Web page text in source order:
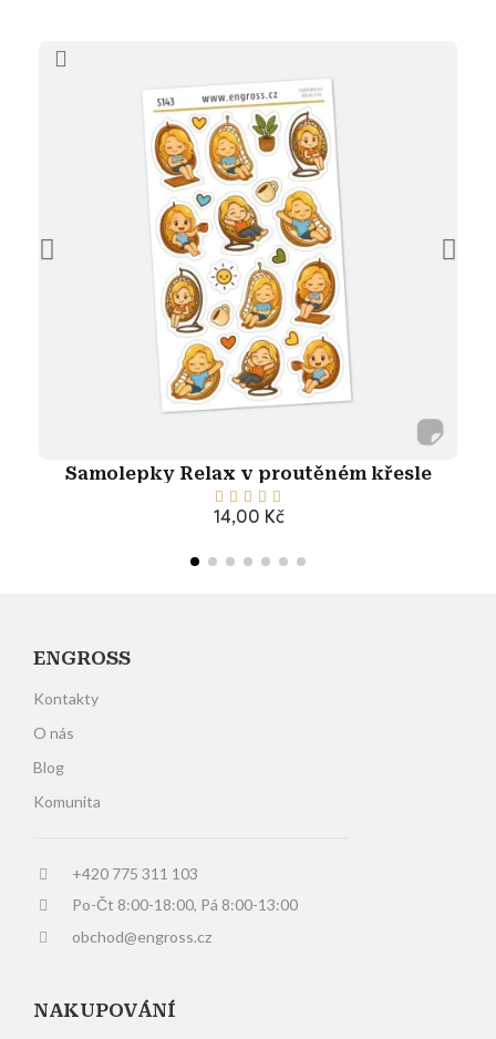
Samolepky Relax v proutěném křesle
    
14,00 Kč
Přidat do košíku
ENGROSS
Kontakty
O nás
Blog
Komunita
+420 775 311 103
Po-Čt 8:00-18:00, Pá 8:00-13:00
obchod@engross.cz
NAKUPOVÁNÍ